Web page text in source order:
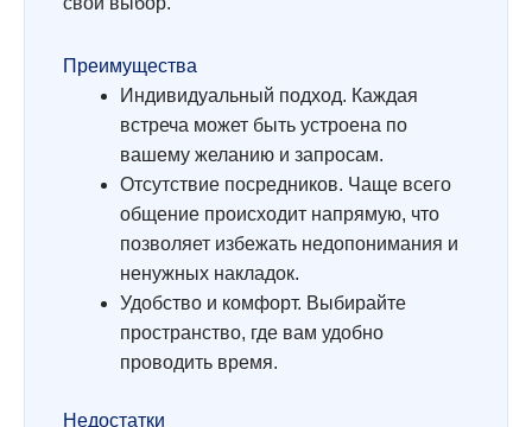
Преимущества
Индивидуальный подход. Каждая
встреча может быть устроена по
вашему желанию и запросам.
Отсутствие посредников. Чаще всего
общение происходит напрямую, что
позволяет избежать недопонимания и
ненужных накладок.
Удобство и комфорт. Выбирайте
пространство, где вам удобно
проводить время.
Недостатки